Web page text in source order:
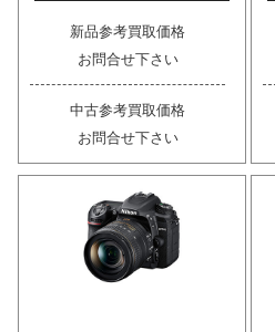
新品参考買取価格
お問合せ下さい
中古参考買取価格
お問合せ下さい